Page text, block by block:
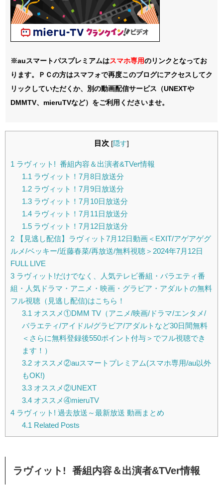
※auスマートパスプレミアムはスマホ専用のリンクとなってお
ります。ＰＣの方はスマフォで再度このブログにアクセスしてク
リックしていただくか、別の動画配信サービス（UNEXTや
DMMTV、mieruTVなど）をご利用くださいませ。
目次 [隠す]
1 ラヴィット! 番組内容＆出演者&TVer情報
1.1 ラヴィット！7月8日放送分
1.2ラヴィット！7月9日放送分
1.3ラヴィット！7月10日放送分
1.4ラヴィット！7月11日放送分
1.5ラヴィット！7月12日放送分
2 【見逃し配信】ラヴィット7月12日動画＜EXIT/アゲアゲグ
ルメ/ベッキー/近藤春菜/再放送/無料視聴＞2024年7月12日
FULL LIVE
3 ラヴィット!だけでなく、人気テレビ番組・バラエティ番
組・人気ドラマ・アニメ・映画・グラビア・アダルトの無料
フル視聴（見逃し配信)はこちら！
3.1 オススメ①DMM TV（アニメ/映画/ドラマ/エンタメ/
バラエティ/アイドル/グラビア/アダルトなど30日間無料
＜さらに無料登録後550ポイント付与＞でフル視聴でき
ます！）
3.2オススメ②auスマートプレミアム(スマホ専用/au以外
もOK!)
3.3オススメ②UNEXT
3.4オススメ④mieruTV
4 ラヴィット! 過去放送～最新放送 動画まとめ
4.1 Related Posts
ラヴィット! 番組内容＆出演者&TVer情報